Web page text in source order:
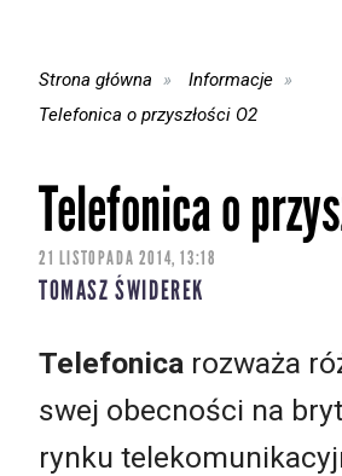
Strona główna
Informacje
Telefonica o przyszłości O2
Telefonica o
21 LISTOPADA 2014, 13:18
TOMASZ ŚWIDEREK
Telefonica rozważa
swej obecności na
rynku